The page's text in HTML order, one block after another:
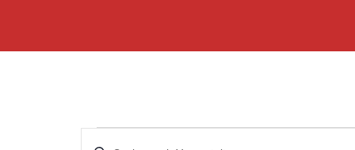
Veranstaltungen
Veranstaltungen